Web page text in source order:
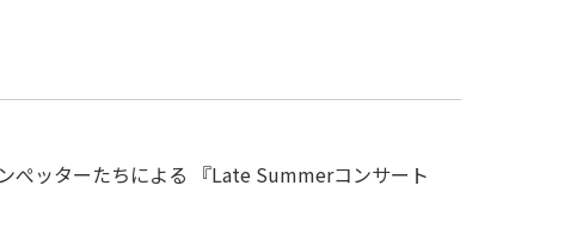
ぺッターたちによる 『Late Summerコンサート